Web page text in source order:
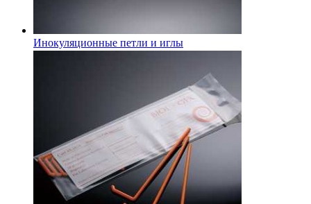
Инокуляционные петли и иглы